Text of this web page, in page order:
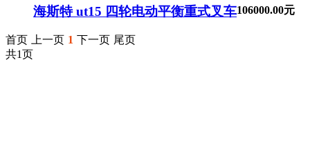
海斯特 ut15 四轮电动平衡重式叉车106000.00元
首页 上一页 1 下一页 尾页
共1页